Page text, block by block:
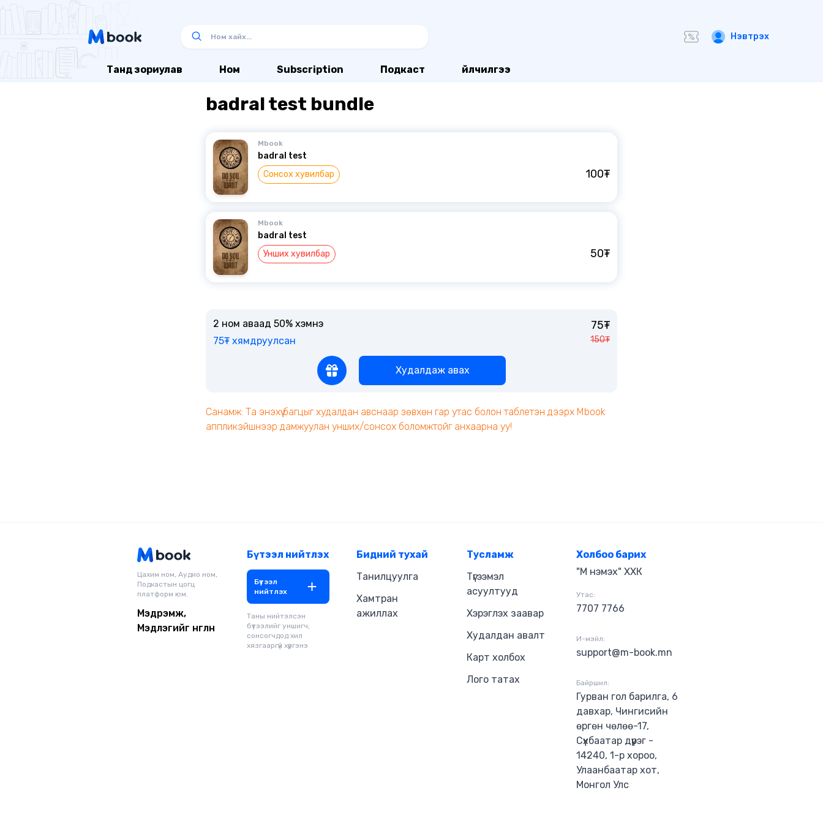
Нэвтрэх
Танд зориулав Ном Subscription Подкаст Үйлчилгээ
badral test bundle
Mbook
badral test
Сонсох хувилбар
100₮
Mbook
badral test
Унших хувилбар
50₮
2 ном аваад 50% хэмнэ 75₮
75₮ хямдруулсан 150₮
Худалдаж авах
Санамж: Та энэхүү багцыг худалдан авснаар зөвхөн гар утас болон таблетэн дээрх Mbook
аппликэйшнээр дамжуулан унших/сонсох боломжтойг анхаарна уу!
Цахим ном, Аудио ном,
Подкастын цогц
платформ юм.
Мэдрэмж,
Мэдлэгийг өнгөлнө
Бүтээл нийтлэх
Бүтээл
нийтлэх
Таны нийтэлсэн
бүтээлийг уншигч,
сонсогчдод хил
хязгааргүй хүргэнэ
Бидний тухай
Танилцуулга
Хамтран
ажиллах
Тусламж
Түгээмэл
асуултууд
Хэрэглэх заавар
Худалдан авалт
Карт холбох
Лого татах
Холбоо барих
"М нэмэх" ХХК
Утас:
7707 7766
И-мэйл:
support@m-book.mn
Байршил:
Гурван гол барилга, 6
давхар, Чингисийн
өргөн чөлөө-17,
Сүхбаатар дүүрэг -
14240, 1-р хороо,
Улаанбаатар хот,
Монгол Улс